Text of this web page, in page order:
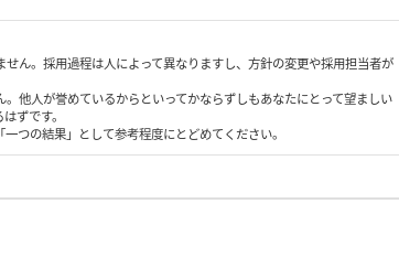
ん。採用過程は人によって異なりますし、方針の変更や採用担当者が
他人が誉めているからといってかならずしもあなたにとって望ましい
ずです。
つの結果」として参考程度にとどめてください。